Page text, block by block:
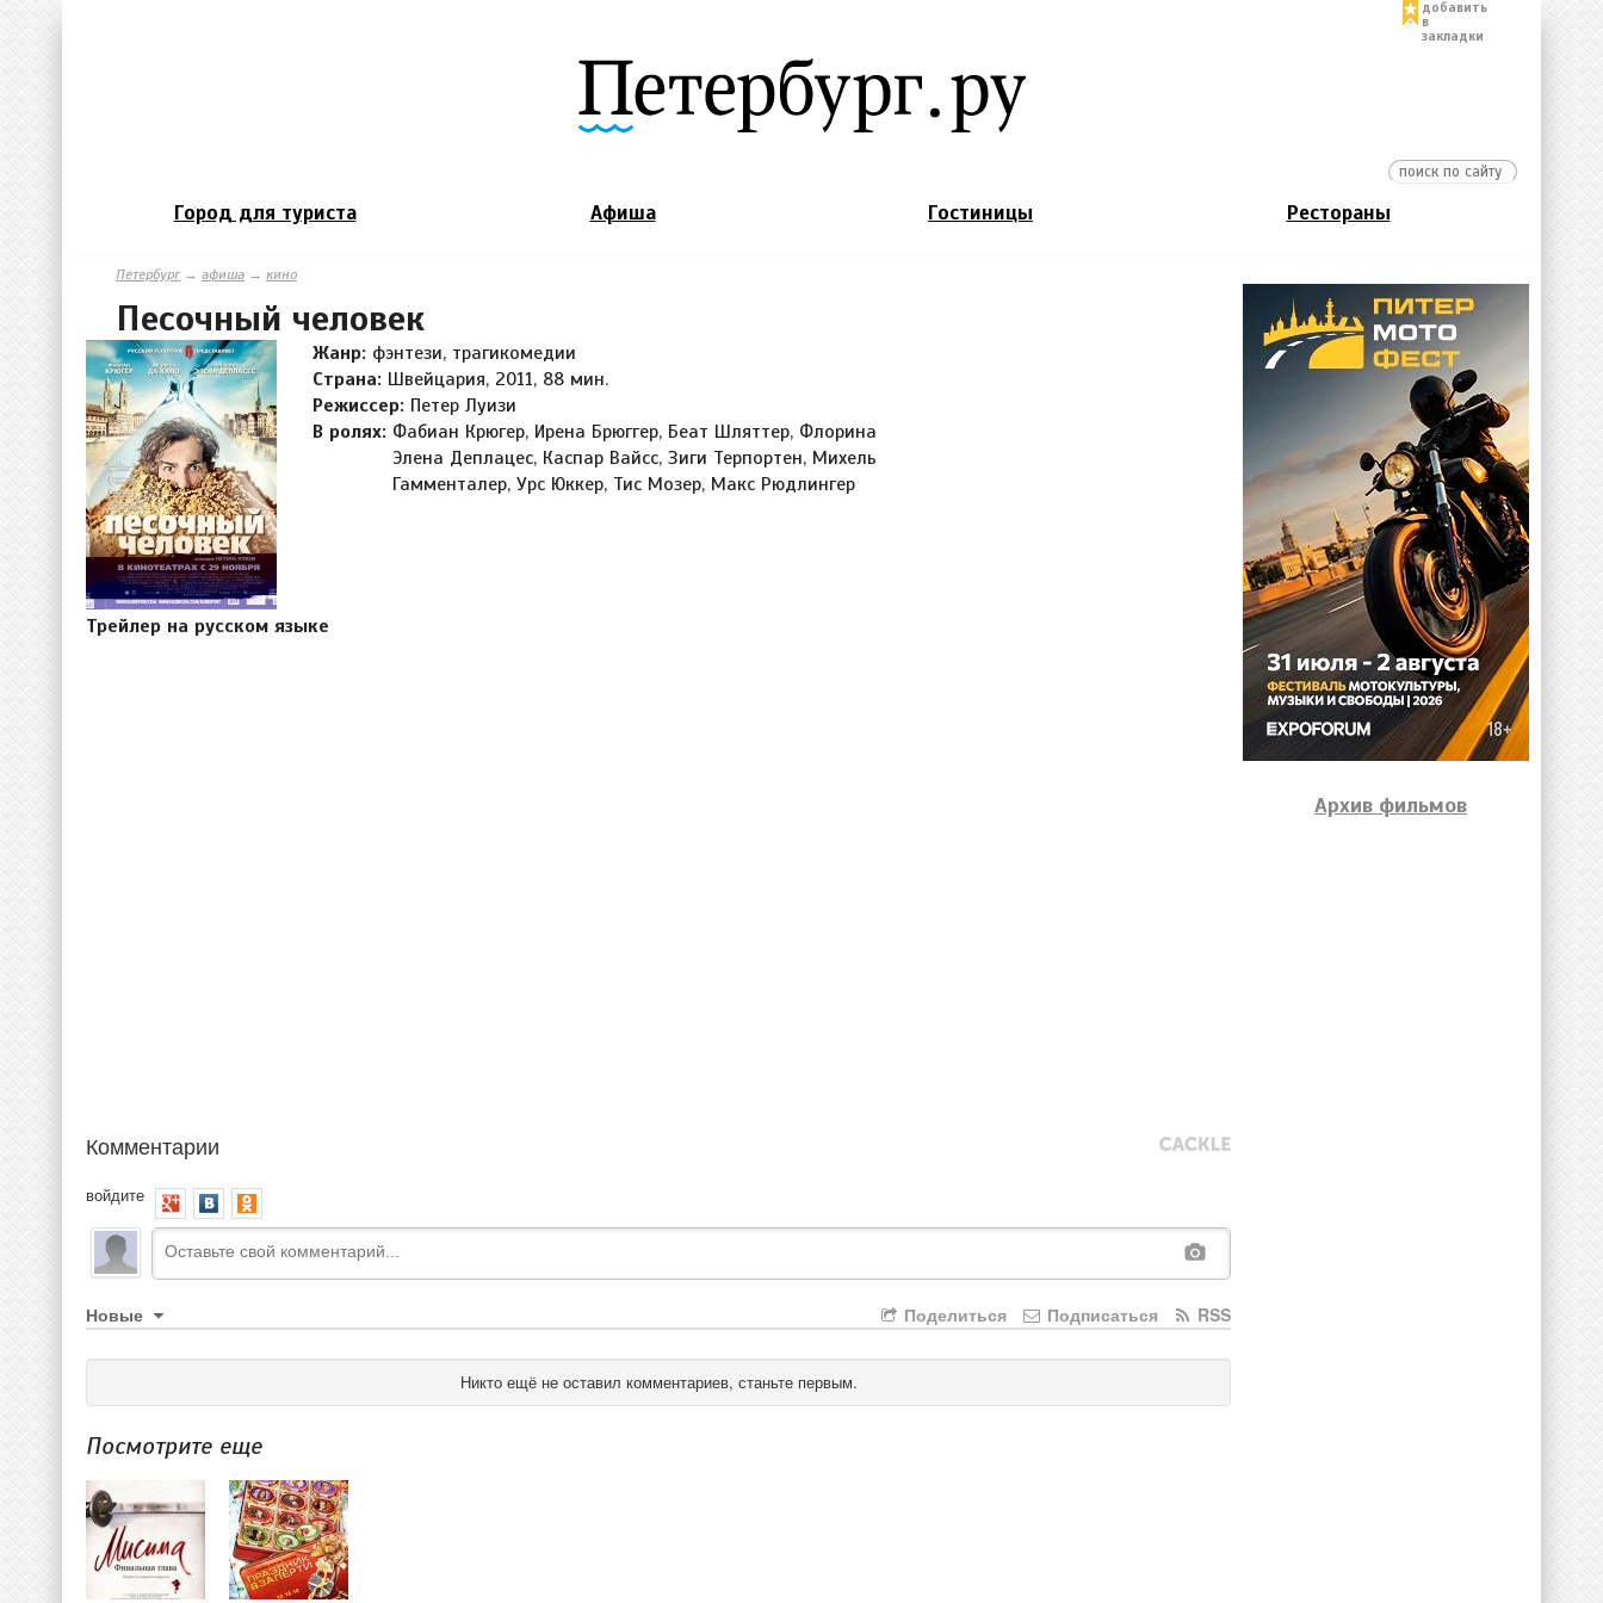
добавить
в
закладки
Город для туриста Афиша Гостиницы Рестораны
Петербург→ афиша → кино
Песочный человек
Жанр: фэнтези, трагикомедии
Страна: Швейцария, 2011, 88 мин.
Режиссер: Петер Луизи
В ролях: Фабиан Крюгер, Ирена Брюггер, Беат Шляттер, Флорина
Элена Деплацес, Каспар Вайсс, Зиги Терпортен, Михель
Гамменталер, Урс Юккер, Тис Мозер, Макс Рюдлингер
Трейлер на русском языке
Комментарии
войдите
Новые RSS
Подписаться
Поделиться
Никто ещё не оставил комментариев, станьте первым.
Посмотрите еще
Архив фильмов